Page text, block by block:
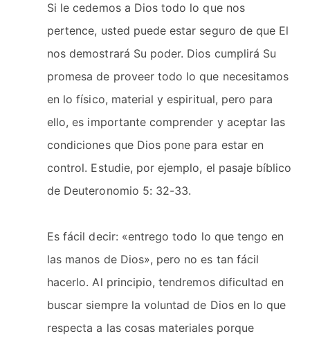
Si le cedemos a Dios todo lo que nos
pertence, usted puede estar seguro de que El
nos demostrará Su poder. Dios cumplirá Su
promesa de proveer todo lo que necesitamos
en lo físico, material y espiritual, pero para
ello, es importante comprender y aceptar las
condiciones que Dios pone para estar en
control. Estudie, por ejemplo, el pasaje bíblico
de Deuteronomio 5: 32-33.
Es fácil decir: «entrego todo lo que tengo en
las manos de Dios», pero no es tan fácil
hacerlo. Al principio, tendremos dificultad en
buscar siempre la voluntad de Dios en lo que
respecta a las cosas materiales porque